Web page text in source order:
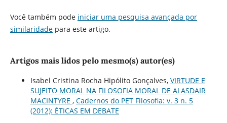
Você também pode iniciar uma pesquisa avançada por
similaridadepara este artigo.
Artigos mais lidos pelo mesmo(s) autor(es)
Isabel Cristina Rocha Hipólito Gonçalves, VIRTUDE E
SUJEITO MORAL NA FILOSOFIA MORAL DE ALASDAIR
MACINTYRE , Cadernos do PET Filosofia: v. 3 n. 5
(2012): ÉTICAS EM DEBATE